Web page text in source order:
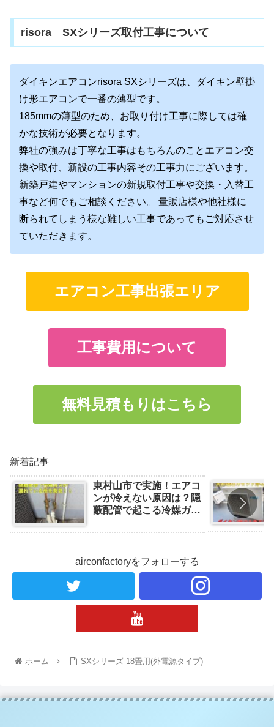
risora SXシリーズ取付工事について
ダイキンエアコンrisora SXシリーズは、ダイキン壁掛
け形エアコンで一番の薄型です。
185mmの薄型のため、お取り付け工事に際しては確
かな技術が必要となります。
弊社の強みは丁寧な工事はもちろんのことエアコン交
換や取付、新設の工事内容その工事力にございます。
新築戸建やマンションの新規取付工事や交換・入替工
事など何でもご相談ください。 量販店様や他社様に
断られてしまう様な難しい工事であってもご対応させ
ていただきます。
エアコン工事出張エリア
工事費用について
無料見積もりはこちら
新着記事
東村山市で実施！エアコ
ンが冷えない原因は？隠
蔽配管で起こる冷媒ガス
airconfactoryをフォローする
ホーム SXシリーズ 18畳用(外電源タイプ)